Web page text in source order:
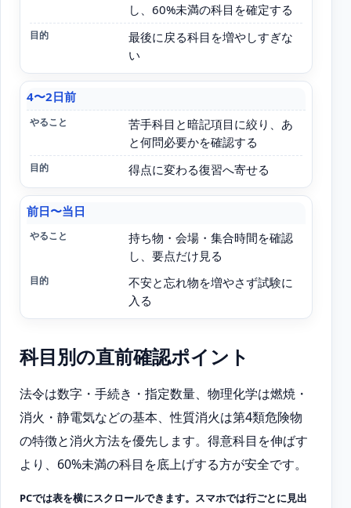
やること
目的
し、60%未満の科目を確定する
最後に戻る科目を増やしすぎな
い
4〜2日前
苦手科目と暗記項目に絞り、あ
と何問必要かを確認する
得点に変わる復習へ寄せる
前日〜当日
持ち物・会場・集合時間を確認
し、要点だけ見る
不安と忘れ物を増やさず試験に
入る
科目別の直前確認ポイント
法令は数字・手続き・指定数量、物理化学は燃焼・
消火・静電気などの基本、性質消火は第4類危険物
の特徴と消火方法を優先します。得意科目を伸ばす
より、60%未満の科目を底上げする方が安全です。
PCでは表を横にスクロールできます。スマホでは行ごとに見出